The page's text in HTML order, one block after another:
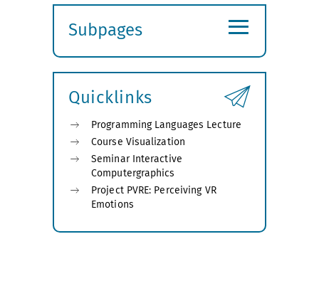
Subpages
submenu
≡
Quicklinks
Programming Languages Lecture
Course Visualization
Seminar Interactive
Computergraphics
Project PVRE: Perceiving VR
Emotions